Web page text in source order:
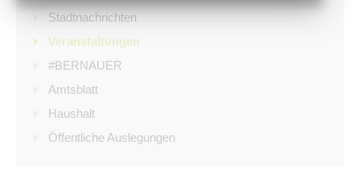
Stadtnachrichten
Veranstaltungen
#BERNAUER
Amtsblatt
Haushalt
Öffentliche Auslegungen